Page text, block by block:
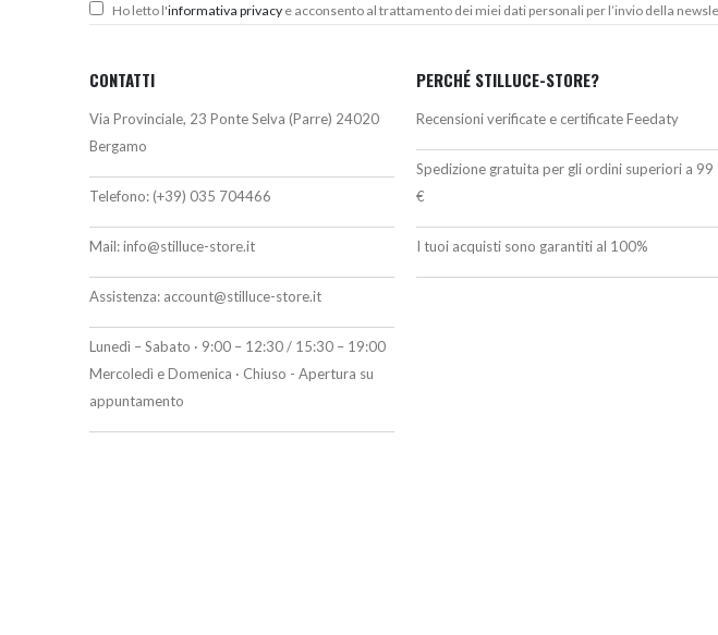
Ho letto l'informativa privacy e acconsento al trattamento dei miei dati personali per l’invio della
CONTATTI
Via Provinciale, 23 Ponte Selva (Parre) 24020
Bergamo
Telefono: (+39) 035 704466
Mail:info@stilluce-store.it
Assistenza: account@stilluce-store.it
Lunedì – Sabato · 9:00 – 12:30 / 15:30 – 19:00
Mercoledì e Domenica · Chiuso - Apertura su
appuntamento
PERCHÉ STILLUCE-STORE?
Recensioni verificate e certificate Feedaty
Spedizione gratuita per gli ordini superiori a 99
€
I tuoi acquisti sono garantiti al 100%